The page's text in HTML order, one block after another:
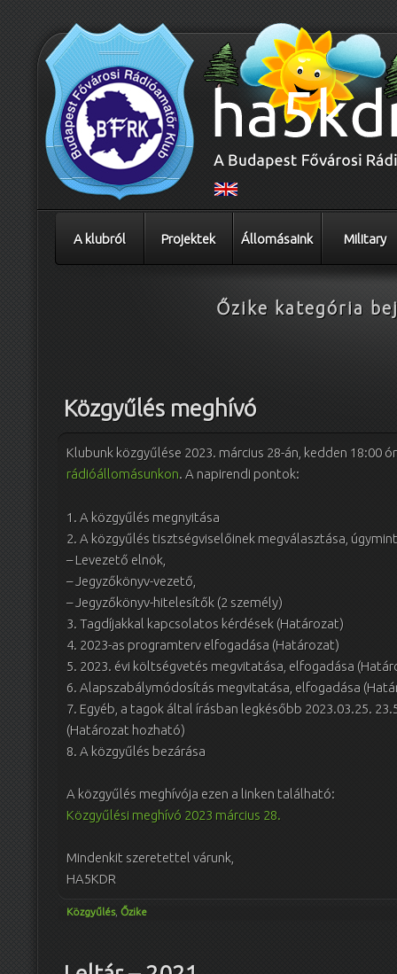
A klubról Projektek Állomásaink Military
Őzike kategória
Közgyűlés meghívó
Klubunk közgyűlése 2023. március 28-án, kedden 18:00
rádióállomásunkon. A napirendi pontok:
1. A közgyűlés megnyitása
2. A közgyűlés tisztségviselőinek megválasztása,
– Levezető elnök,
– Jegyzőkönyv-vezető,
– Jegyzőkönyv-hitelesítők (2 személy)
3. Tagdíjakkal kapcsolatos kérdések (Határozat)
4. 2023-as programterv elfogadása (Határozat)
5. 2023. évi költségvetés megvitatása, elfogadása
6. Alapszabálymódosítás megvitatása, elfogadása
7. Egyéb, a tagok által írásban legkésőbb 2023.03.25.
(Határozat hozható)
8. A közgyűlés bezárása
A közgyűlés meghívója ezen a linken található:
Közgyűlési meghívó 2023 március 28.
Mindenkit szeretettel várunk,
HA5KDR
Közgyűlés, Őzike